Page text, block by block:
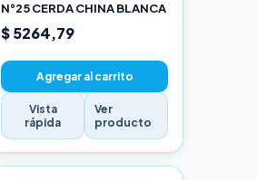
N°25 CERDA CHINA BLANCA
$ 5264,79
Agregar al carrito
Vista
rápida
Ver
producto